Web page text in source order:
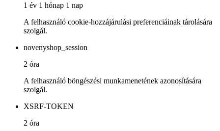
1 év 1 hónap 1 nap
A felhasználó cookie-hozzájárulási preferenciáinak tárolására
szolgál.
novenyshop_session
2 óra
A felhasználó böngészési munkamenetének azonosítására
szolgál.
XSRF-TOKEN
2 óra